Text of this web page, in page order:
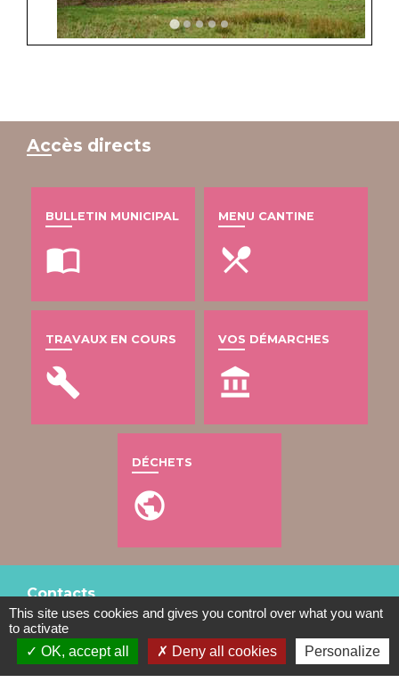
Accès directs
BULLETIN MUNICIPAL
import_contacts
MENU CANTINE
local_dining
TRAVAUX EN COURS
build
VOS DÉMARCHES
account_balance
DÉCHETS
public
Contacts
Mairie de Gometz-le-Châtel
76 rue Saint Nicolas
This site uses cookies and gives you control over what you want
to activate
OK, accept all
Deny all cookies Personalize